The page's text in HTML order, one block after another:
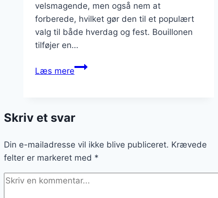
velsmagende, men også nem at
forberede, hvilket gør den til et populært
valg til både hverdag og fest. Bouillonen
tilføjer en…
Læs mereKyllingelår
grøntsagsbouillon
Skriv et svar
Din e-mailadresse vil ikke blive publiceret. Krævede
felter er markeret med *